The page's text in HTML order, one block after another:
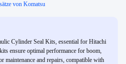
von Komatsu
Cylinder Seal Kits, essential for Hitachi
ensure optimal performance for boom,
maintenance and repairs, compatible with